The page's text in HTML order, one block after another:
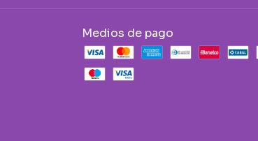
Medios de pago